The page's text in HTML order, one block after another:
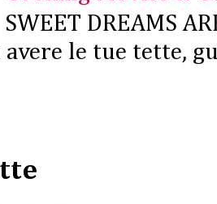
SWEET DREAMS
le tue tette,